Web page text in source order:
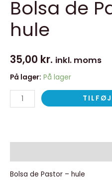
Bolsa de
hule
35,00 kr. inkl. moms
På lager: På lager
Bolsa de Pastor – hule